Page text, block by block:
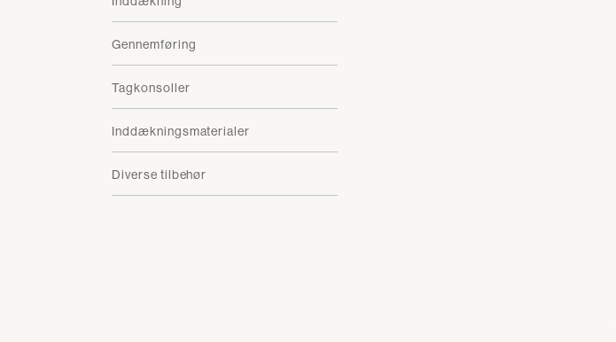
Gennemføring
Tagkonsoller
Inddækningsmaterialer
Diverse tilbehør